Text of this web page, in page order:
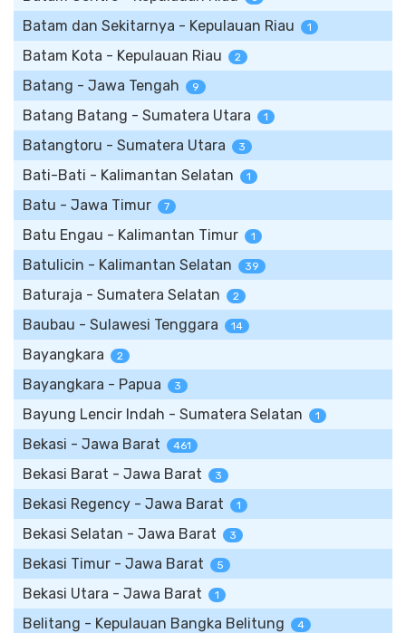
Batam dan Sekitarnya - Kepulauan Riau 1
Batam Kota - Kepulauan Riau 2
Batang - Jawa Tengah 9
Batang Batang - Sumatera Utara 1
Batangtoru - Sumatera Utara 3
Bati-Bati - Kalimantan Selatan 1
Batu - Jawa Timur 7
Batu Engau - Kalimantan Timur 1
Batulicin - Kalimantan Selatan 39
Baturaja - Sumatera Selatan 2
Baubau - Sulawesi Tenggara 14
Bayangkara 2
Bayangkara - Papua 3
Bayung Lencir Indah - Sumatera Selatan 1
Bekasi - Jawa Barat 461
Bekasi Barat - Jawa Barat 3
Bekasi Regency - Jawa Barat 1
Bekasi Selatan - Jawa Barat 3
Bekasi Timur - Jawa Barat 5
Bekasi Utara - Jawa Barat 1
Belitang - Kepulauan Bangka Belitung 4